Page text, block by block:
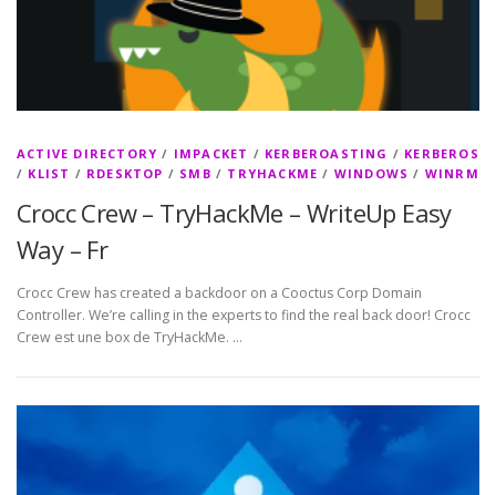
ACTIVE DIRECTORY / IMPACKET / KERBEROASTING / KERBEROS
/ KLIST / RDESKTOP / SMB / TRYHACKME / WINDOWS / WINRM
Crocc Crew – TryHackMe – WriteUp Easy
Way – Fr
Crocc Crew has created a backdoor on a Cooctus Corp Domain
Controller. We’re calling in the experts to find the real back door! Crocc
Crew est une box de TryHackMe. …